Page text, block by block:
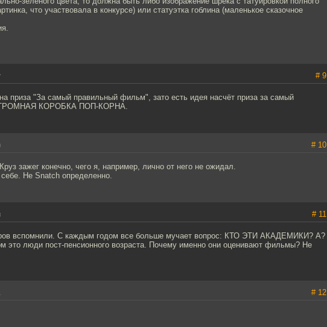
что участвовала в конкурсе) или статуэтка гоблина (маленькое сказочное
# 9
приза "За самый правильный фильм", зато есть идея насчёт приза за самый
КОРОБКА ПОП-КОРНА.
# 10
зажег конечно, чего я, например, лично от него не ожидал.
Не Snatch определенно.
# 11
вспомнили. С каждым годом все больше мучает вопрос: КТО ЭТИ АКАДЕМИКИ? А?
это люди пост-пенсионного возраста. Почему именно они оценивают фильмы? Не
# 12